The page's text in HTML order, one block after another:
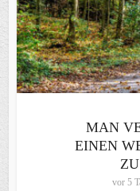
MAN
EINEN
vor 5